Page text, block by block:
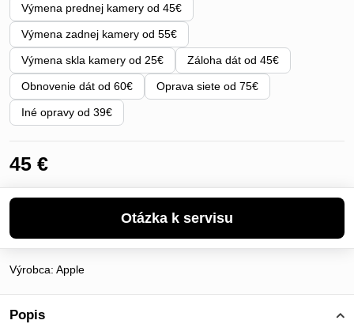
Výmena prednej kamery od 45€
Výmena zadnej kamery od 55€
Výmena skla kamery od 25€ Záloha dát od 45€
Obnovenie dát od 60€ Oprava siete od 75€
Iné opravy od 39€
45 €
Výrobca: Apple
Popis